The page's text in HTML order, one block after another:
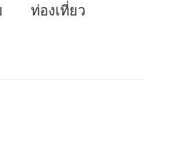
ท่องเที่ยว